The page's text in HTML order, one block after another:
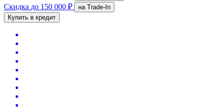
Скидка до 150 000 ₽
на Trade-In
Купить в кредит